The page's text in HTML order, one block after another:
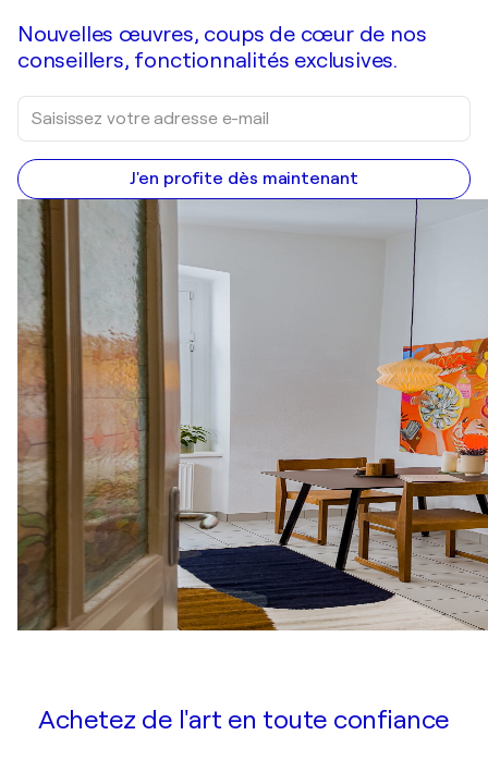
Nouvelles œuvres, coups de cœur de nos
conseillers, fonctionnalités exclusives.
J'en profite dès maintenant
Achetez de l'art en toute confiance